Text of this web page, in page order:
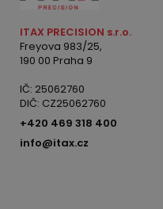
ITAX PRECISION s.r.o.
Freyova 983/25,
190 00 Praha 9
IČ: 25062760
DIČ: CZ25062760
+420 469 318 400
info@itax.cz